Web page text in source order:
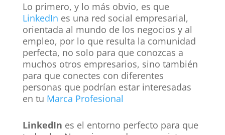
Lo primero, y lo más obvio, es que
LinkedIn es una red social empresarial,
orientada al mundo de los negocios y al
empleo, por lo que resulta la comunidad
perfecta, no solo para que conozcas a
muchos otros empresarios, sino también
para que conectes con diferentes
personas que podrían estar interesadas
en tu Marca Profesional
LinkedIn es el entorno perfecto para que